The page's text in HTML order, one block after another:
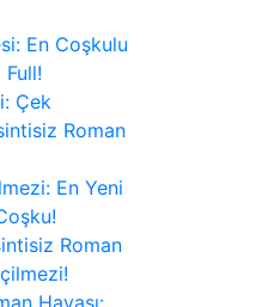
En Coşkulu
Full!
Çek
Roman
En Yeni
Roman
Havası: